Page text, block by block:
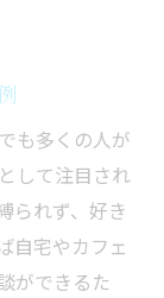
も多くの人が
して注目され
られず、好き
自宅やカフェ
ができるた